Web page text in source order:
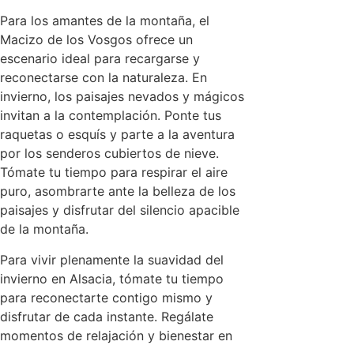
Para los amantes de la montaña, el
Macizo de los Vosgos ofrece un
escenario ideal para recargarse y
reconectarse con la naturaleza. En
invierno, los paisajes nevados y mágicos
invitan a la contemplación. Ponte tus
raquetas o esquís y parte a la aventura
por los senderos cubiertos de nieve.
Tómate tu tiempo para respirar el aire
puro, asombrarte ante la belleza de los
paisajes y disfrutar del silencio apacible
de la montaña.
Para vivir plenamente la suavidad del
invierno en Alsacia, tómate tu tiempo
para reconectarte contigo mismo y
disfrutar de cada instante. Regálate
momentos de relajación y bienestar en